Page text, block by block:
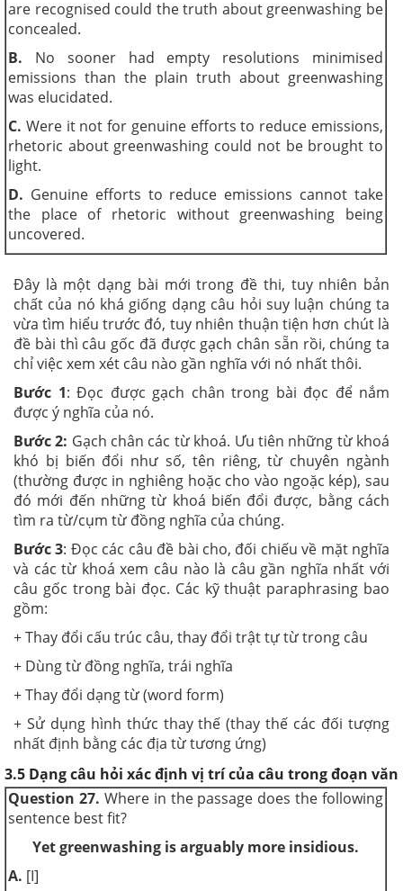
are recognised could the truth about greenwashing be
concealed.
B. No sooner had empty resolutions minimised
emissions than the plain truth about greenwashing
was elucidated.
C. Were it not for genuine efforts to reduce emissions,
rhetoric about greenwashing could not be brought to
light.
D. Genuine efforts to reduce emissions cannot take
the place of rhetoric without greenwashing being
uncovered.
Đây là một dạng bài mới trong đề thi, tuy nhiên bản
chất của nó khá giống dạng câu hỏi suy luận chúng ta
vừa tìm hiểu trước đó, tuy nhiên thuận tiện hơn chút là
đề bài thì câu gốc đã được gạch chân sẵn rồi, chúng ta
chỉ việc xem xét câu nào gần nghĩa với nó nhất thôi.
Bước 1: Đọc được gạch chân trong bài đọc để nắm
được ý nghĩa của nó.
Bước 2: Gạch chân các từ khoá. Ưu tiên những từ khoá
khó bị biến đổi như số, tên riêng, từ chuyên ngành
(thường được in nghiêng hoặc cho vào ngoặc kép), sau
đó mới đến những từ khoá biến đổi được, bằng cách
tìm ra từ/cụm từ đồng nghĩa của chúng.
Bước 3: Đọc các câu đề bài cho, đối chiếu về mặt nghĩa
và các từ khoá xem câu nào là câu gần nghĩa nhất với
câu gốc trong bài đọc. Các kỹ thuật paraphrasing bao
gồm:
+ Thay đổi cấu trúc câu, thay đổi trật tự từ trong câu
+ Dùng từ đồng nghĩa, trái nghĩa
+ Thay đổi dạng từ (word form)
+ Sử dụng hình thức thay thế (thay thế các đối tượng
nhất định bằng các địa từ tương ứng)
3.5 Dạng câu hỏi xác định vị trí của câu trong đoạn văn
Question 27. Where in the passage does the following
sentence best fit?
Yet greenwashing is arguably more insidious.
A. [I]